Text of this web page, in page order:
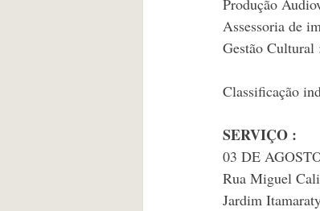
Produção
Assessoria de
Gestão
Classificação
SERVIÇO :
03 DE
Rua Miguel
Jardim